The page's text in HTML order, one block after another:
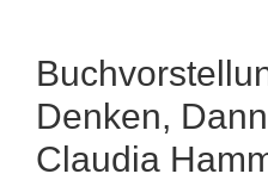
Denken,
Claudia